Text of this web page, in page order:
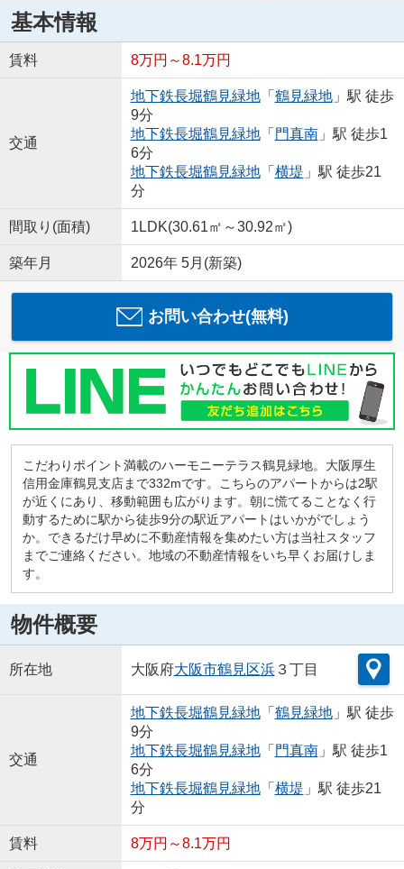
基本情報
賃料 8万円～8.1万円
交通
地下鉄長堀鶴見緑地「 鶴見緑地」駅 徒歩
9分
地下鉄長堀鶴見緑地「 門真南」駅 徒歩1
6分
地下鉄長堀鶴見緑地「 横堤 」駅 徒歩21
分
間取り(面積) 1LDK(30.61㎡～30.92㎡)
築年月 2026年 5月(新築)
お問い合わせ(無料)
こだわりポイント満載のハーモニーテラス鶴見緑地。大阪厚生
信用金庫鶴見支店まで332mです。こちらのアパートからは2駅
が近くにあり、移動範囲も広がります。朝に慌てることなく行
動するために駅から徒歩9分の駅近アパートはいかがでしょう
か。できるだけ早めに不動産情報を集めたい方は当社スタッフ
までご連絡ください。地域の不動産情報をいち早くお届けしま
す。
物件概要
所在地 大阪府大阪市鶴見区浜３丁目
交通
地下鉄長堀鶴見緑地「 鶴見緑地」駅 徒歩
9分
地下鉄長堀鶴見緑地「 門真南」駅 徒歩1
6分
地下鉄長堀鶴見緑地「 横堤 」駅 徒歩21
分
賃料 8万円～8.1万円